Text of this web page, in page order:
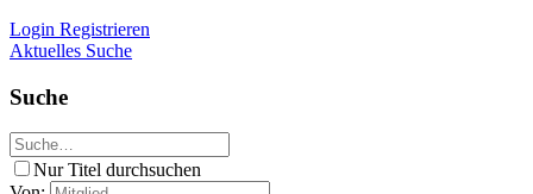
Login Registrieren
Aktuelles Suche
Suche
Nur Titel durchsuchen